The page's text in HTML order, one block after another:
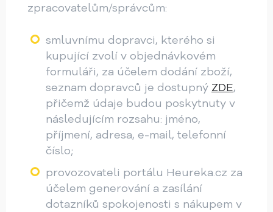
zpracovatelům/správcům:
smluvnímu dopravci, kterého si
kupující zvolí v objednávkovém
formuláři, za účelem dodání zboží,
seznam dopravců je dostupný ZDE,
přičemž údaje budou poskytnuty v
následujícím rozsahu: jméno,
příjmení, adresa, e-mail, telefonní
číslo;
provozovateli portálu Heureka.cz za
účelem generování a zasílání
dotazníků spokojenosti s nákupem v